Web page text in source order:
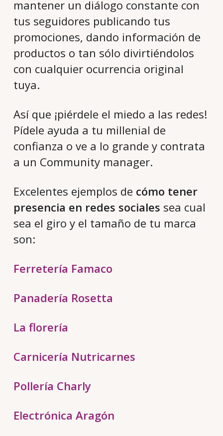
mantener un diálogo constante con
tus seguidores publicando tus
promociones, dando información de
productos o tan sólo divirtiéndolos
con cualquier ocurrencia original
tuya.
Así que ¡piérdele el miedo a las redes!
Pídele ayuda a tu millenial de
confianza o ve a lo grande y contrata
a un Community manager.
Excelentes ejemplos de cómo tener
presencia en redes sociales sea cual
sea el giro y el tamaño de tu marca
son:
Ferretería Famaco
Panadería Rosetta
La florería
Carnicería Nutricarnes
Pollería Charly
Electrónica Aragón